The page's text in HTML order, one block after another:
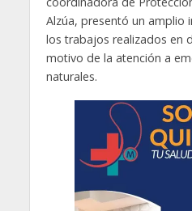
Alzúa, presentó un amplio
los trabajos realizados en
motivo de la atención a
naturales.